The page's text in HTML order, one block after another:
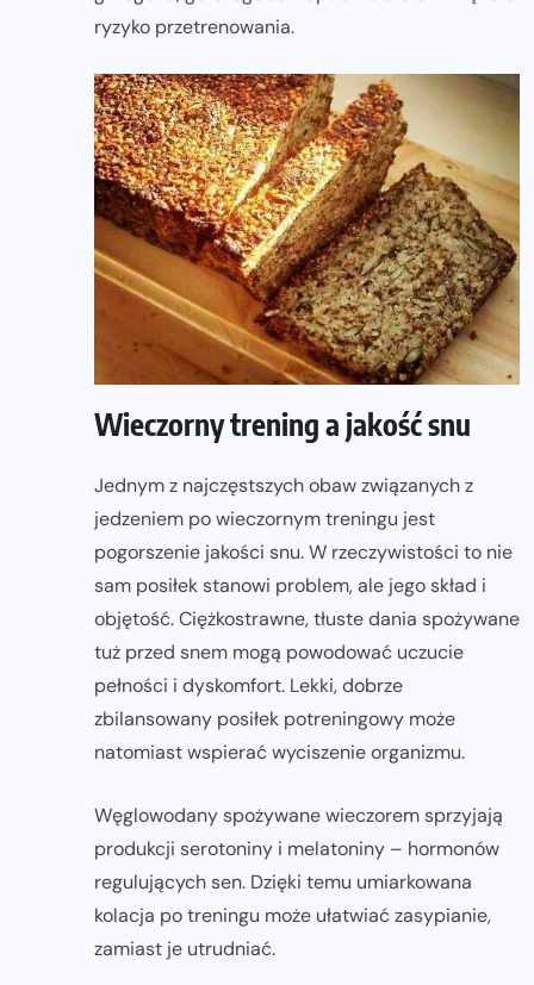
ryzyko przetrenowania.
Wieczorny trening a jakość snu
Jednym z najczęstszych obaw związanych z
jedzeniem po wieczornym treningu jest
pogorszenie jakości snu. W rzeczywistości to nie
sam posiłek stanowi problem, ale jego skład i
objętość. Ciężkostrawne, tłuste dania spożywane
tuż przed snem mogą powodować uczucie
pełności i dyskomfort. Lekki, dobrze
zbilansowany posiłek potreningowy może
natomiast wspierać wyciszenie organizmu.
Węglowodany spożywane wieczorem sprzyjają
produkcji serotoniny i melatoniny – hormonów
regulujących sen. Dzięki temu umiarkowana
kolacja po treningu może ułatwiać zasypianie,
zamiast je utrudniać.